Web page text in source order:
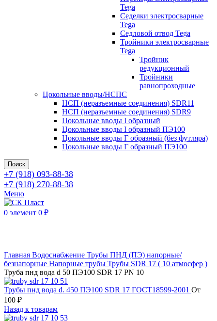
Tega
Седелки электросварные
Tega
Седловой отвод Tega
Тройники электросварные
Tega
Тройник
редукционный
Тройники
равнопроходные
Цокольные вводы/НСПС
НСП (неразъемные соединения) SDR11
НСП (неразъемные соединения) SDR9
Цокольные вводы I образный
Цокольные вводы I образный ПЭ100
Цокольные вводы Г образный (без футляра)
Цокольные вводы Г образный ПЭ100
Поиск
+7 (918) 093-88-38
+7 (918) 270-88-38
Меню
0 элемент 0 ₽
Главная Водоснабжение Трубы ПНД (ПЭ) напорные/
безнапорные Напорные трубы Трубы SDR 17 ( 10 атмосфер )
Труба пнд вода d 50 ПЭ100 SDR 17 PN 10
Трубы пнд вода d. 450 ПЭ100 SDR 17 ГОСТ18599-2001 От
100 ₽
Назад к товарам